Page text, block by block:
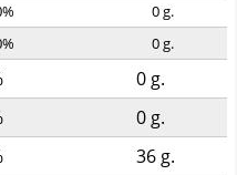
0g.
0g.
0 g.
0 g.
36 g.